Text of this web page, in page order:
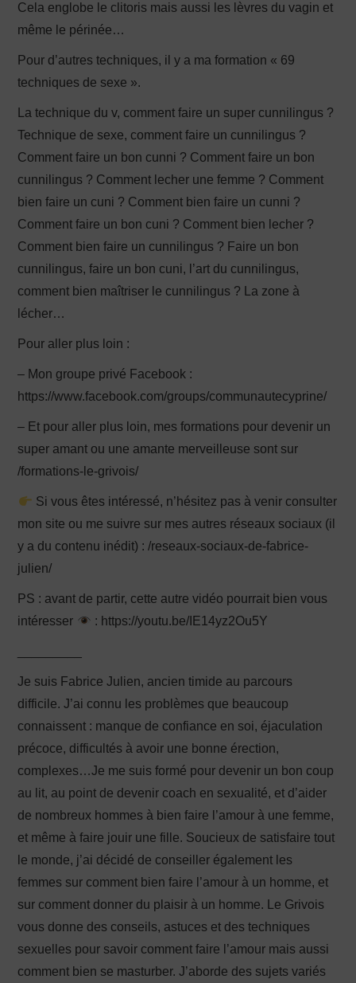
Cela englobe le clitoris mais aussi les lèvres du vagin et
même le périnée…
Pour d’autres techniques, il y a ma formation « 69
techniques de sexe ».
La technique du v, comment faire un super cunnilingus ?
Technique de sexe, comment faire un cunnilingus ?
Comment faire un bon cunni ? Comment faire un bon
cunnilingus ? Comment lecher une femme ? Comment
bien faire un cuni ? Comment bien faire un cunni ?
Comment faire un bon cuni ? Comment bien lecher ?
Comment bien faire un cunnilingus ? Faire un bon
cunnilingus, faire un bon cuni, l’art du cunnilingus,
comment bien maîtriser le cunnilingus ? La zone à
lécher…
Pour aller plus loin :
– Mon groupe privé Facebook :
https://www.facebook.com/groups/communautecyprine/
– Et pour aller plus loin, mes formations pour devenir un
super amant ou une amante merveilleuse sont sur
/formations-le-grivois/
Si vous êtes intéressé, n’hésitez pas à venir consulter
mon site ou me suivre sur mes autres réseaux sociaux (il
y a du contenu inédit) : /reseaux-sociaux-de-fabrice-
julien/
PS : avant de partir, cette autre vidéo pourrait bien vous
intéresser
: https://youtu.be/IE14yz2Ou5Y
Je suis Fabrice Julien, ancien timide au parcours
difficile. J’ai connu les problèmes que beaucoup
connaissent : manque de confiance en soi, éjaculation
précoce, difficultés à avoir une bonne érection,
complexes…Je me suis formé pour devenir un bon coup
au lit, au point de devenir coach en sexualité, et d’aider
de nombreux hommes à bien faire l’amour à une femme,
et même à faire jouir une fille. Soucieux de satisfaire tout
le monde, j’ai décidé de conseiller également les
femmes sur comment bien faire l’amour à un homme, et
sur comment donner du plaisir à un homme. Le Grivois
vous donne des conseils, astuces et des techniques
sexuelles pour savoir comment faire l’amour mais aussi
comment bien se masturber. J’aborde des sujets variés